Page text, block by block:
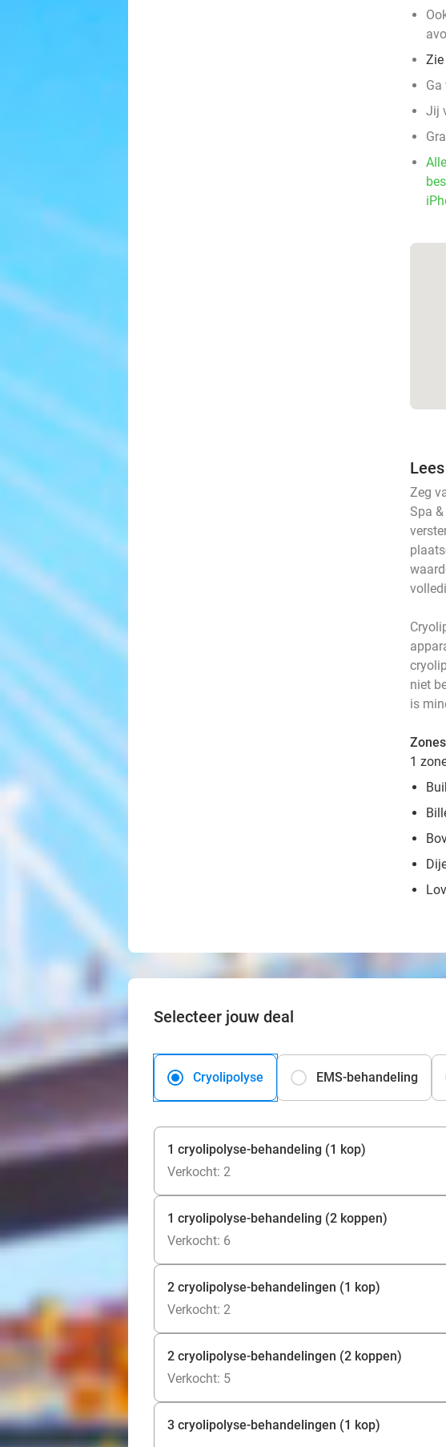
Zie
Jij
Zeg
Spa
niet
is
1
Selecteer jouw deal
Cryolipolyse EMS-behandeling
1 cryolipolyse-behandeling (1 kop)
Verkocht: 2
1 cryolipolyse-behandeling (2 koppen)
Verkocht: 6
2 cryolipolyse-behandelingen (1 kop)
Verkocht: 2
2 cryolipolyse-behandelingen (2 koppen)
Verkocht: 5
3 cryolipolyse-behandelingen (1 kop)